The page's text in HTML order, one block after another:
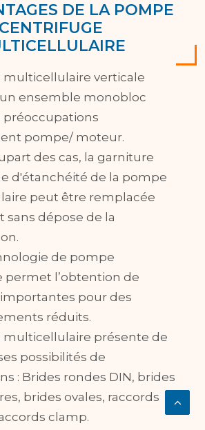
DE LA POMPE
CENTRIFUGE
multicellulaire verticale
ensemble monobloc
préoccupations
pompe/ moteur.
des cas, la garniture
d'étanchéité de la pompe
peut être remplacée
sans dépose de la
de pompe
permet l’obtention de
pour des
réduits.
multicellulaire présente de
possibilités de
: Brides rondes DIN, brides
brides ovales, raccords
clamp.